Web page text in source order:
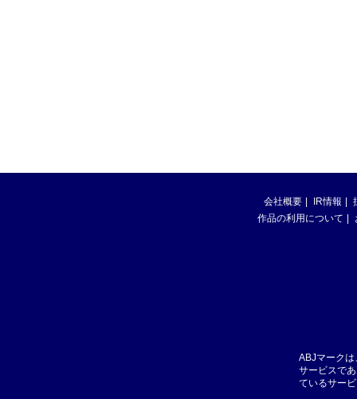
会社概要 IR情報
作品の利用について
ABJマーク
サービスで
ているサー